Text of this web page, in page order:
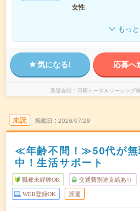
女性
もっ
気になる! 応募へ
派遣会社 日研トータルソーシン
未読 掲載日 2026/07/29
≪年齢不問！≫50代が無
中！生活サポート
職種未経験OK 交通費別途支給あり
WEB登録OK 派遣